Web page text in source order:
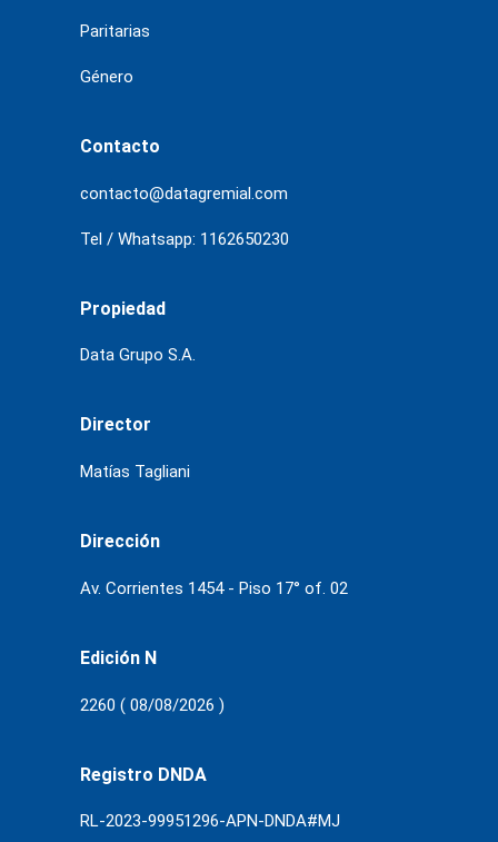
Paritarias
Género
Contacto
contacto@datagremial.com
Tel / Whatsapp: 1162650230
Propiedad
Data Grupo S.A.
Director
Matías Tagliani
Dirección
Av. Corrientes 1454 - Piso 17° of. 02
Edición N
2260 ( 08/08/2026 )
Registro DNDA
RL-2023-99951296-APN-DNDA#MJ